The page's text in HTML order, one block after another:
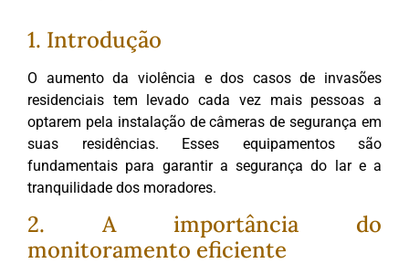
1. Introdução
O aumento da violência e dos casos de invasões
residenciais tem levado cada vez mais pessoas a
optarem pela instalação de câmeras de segurança em
suas residências. Esses equipamentos são
fundamentais para garantir a segurança do lar e a
tranquilidade dos moradores.
2. A importância do
monitoramento eficiente